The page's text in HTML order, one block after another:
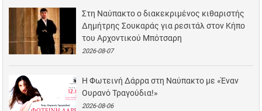
Στη Ναύπακτο ο διακεκριμένος κιθαριστής
Δημήτρης Σουκαράς για ρεσιτάλ στον Κήπο
του Αρχοντικού Μπότσαρη
2026-08-07
Η Φωτεινή Δάρρα στη Ναύπακτο με «Έναν
Ουρανό Τραγούδια!»
2026-08-06